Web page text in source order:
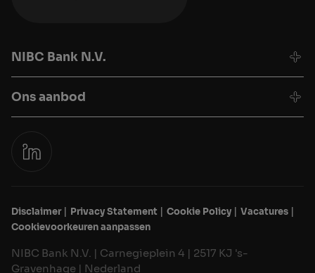
NIBC Bank N.V.
Ons aanbod
Disclaimer Privacy Statement Cookie Policy
Vacatures
Cookievoorkeuren aanpassen
NIBC Bank N.V. | Carnegieplein 4 | 2517 KJ 's-
Gravenhage | Nederland